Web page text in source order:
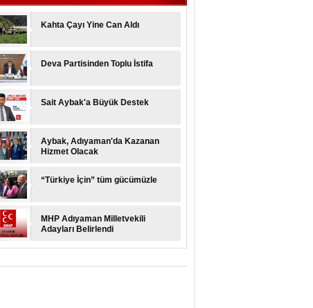
GÜNLÜK ADIYAMAN KAHTA VE
ZİYARETİ İZLENİMLERİM:
ÖZELMİŞ
BİR BAŞLANGIÇ İÇİN, MİLLİ
EĞİTİM SİSTEMİ…
YİĞİT
GELECEĞE SUYUN SUYA
GİBİDİR...
Kahta Çayı Yine Can Aldı
Deva Partisinden Toplu İstifa
Sait Aybak'a Büyük Destek
Aybak, Adıyaman'da Kazanan
Hizmet Olacak
“Türkiye İçin” tüm gücümüzle
MHP Adıyaman Milletvekili
Adayları Belirlendi